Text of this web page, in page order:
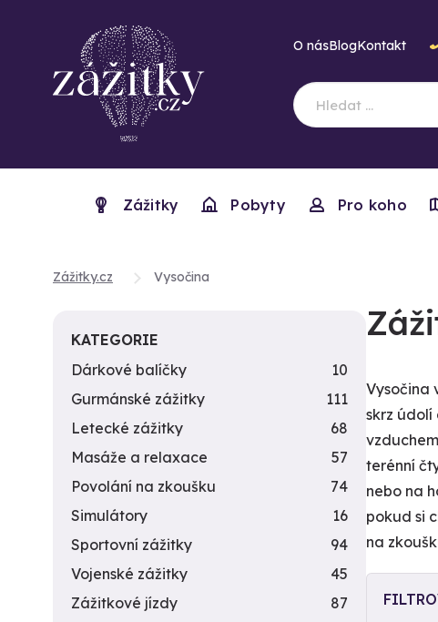
O násBlogKontakt
Zážitky Pobyty Pro koho
Zážitky.cz Vysočina
Vysočina
skrz údolí
terénní
nebo na
pokud si
na
KATEGORIE
Dárkové balíčky
10
Gurmánské zážitky
111
Letecké zážitky
68
Masáže a relaxace
57
Povolání na zkoušku
74
Simulátory
16
Sportovní zážitky
94
Vojenské zážitky
45
Zážitkové jízdy
87